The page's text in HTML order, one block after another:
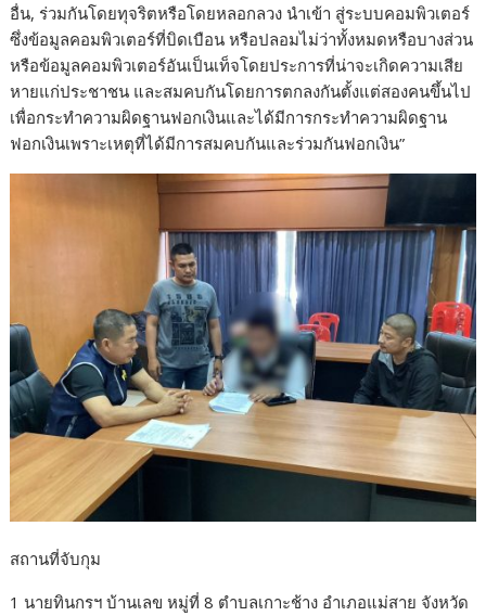
อื่น, ร่วมกันโดยทุจริตหรือโดยหลอกลวง นำเข้า สู่ระบบคอมพิวเตอร์
ซึ่งข้อมูลคอมพิวเตอร์ที่บิดเบือน หรือปลอมไม่ว่าทั้งหมดหรือบางส่วน
หรือข้อมูลคอมพิวเตอร์อันเป็นเท็จโดยประการที่น่าจะเกิดความเสีย
หายแก่ประชาชน และสมคบกันโดยการตกลงกันตั้งแต่สองคนขึ้นไป
เพื่อกระทำความผิดฐานฟอกเงินและได้มีการกระทำความผิดฐาน
ฟอกเงินเพราะเหตุที่ได้มีการสมคบกันและร่วมกันฟอกเงิน”
สถานที่จับกุม
1 นายทินกรฯ บ้านเลข หมู่ที่ 8 ตำบลเกาะช้าง อำเภอแม่สาย จังหวัด